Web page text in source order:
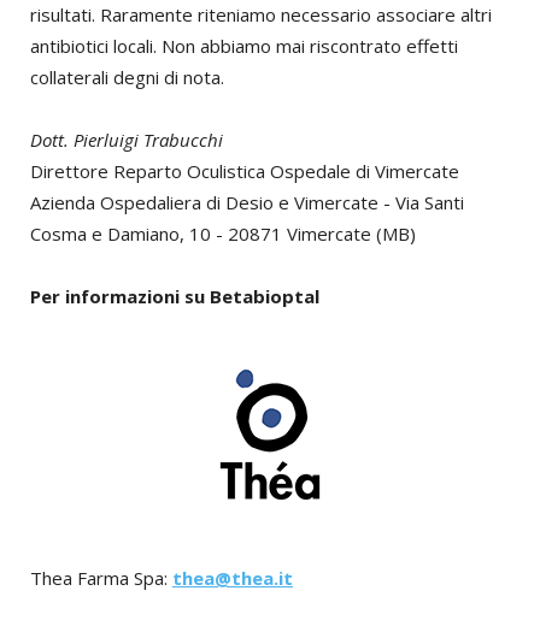
risultati. Raramente riteniamo necessario associare altri
antibiotici locali. Non abbiamo mai riscontrato effetti
collaterali degni di nota.
Dott. Pierluigi Trabucchi
Direttore Reparto Oculistica Ospedale di Vimercate
Azienda Ospedaliera di Desio e Vimercate - Via Santi
Cosma e Damiano, 10 - 20871 Vimercate (MB)
Per informazioni su Betabioptal
Thea Farma Spa: thea@thea.it